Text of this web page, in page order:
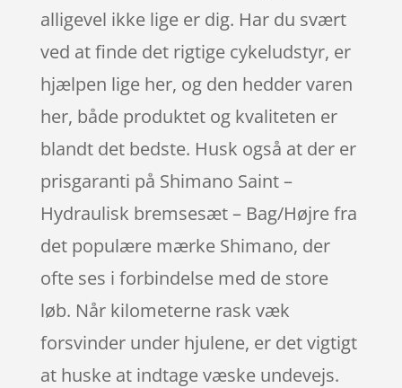
alligevel ikke lige er dig. Har du svært
ved at finde det rigtige cykeludstyr, er
hjælpen lige her, og den hedder varen
her, både produktet og kvaliteten er
blandt det bedste. Husk også at der er
prisgaranti på Shimano Saint –
Hydraulisk bremsesæt – Bag/Højre fra
det populære mærke Shimano, der
ofte ses i forbindelse med de store
løb. Når kilometerne rask væk
forsvinder under hjulene, er det vigtigt
at huske at indtage væske undevejs.